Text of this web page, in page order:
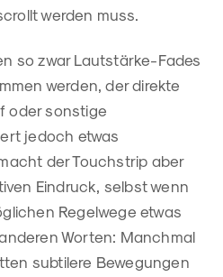
werden muss.
so zwar Lautstärke-Fades
werden, der direkte
oder sonstige
jedoch etwas
der Touchstrip aber
Eindruck, selbst wenn
Regelwege etwas
Worten: Manchmal
subtilere Bewegungen